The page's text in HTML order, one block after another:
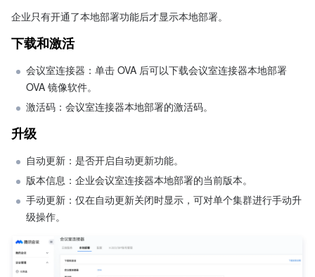
企业只有开通了本地部署功能后才显示本地部署。
下载和激活
会议室连接器：单击 OVA 后可以下载会议室连接器本地部署
OVA 镜像软件。
激活码：会议室连接器本地部署的激活码。
升级
自动更新：是否开启自动更新功能。
版本信息：企业会议室连接器本地部署的当前版本。
手动更新：仅在自动更新关闭时显示，可对单个集群进行手动升
级操作。